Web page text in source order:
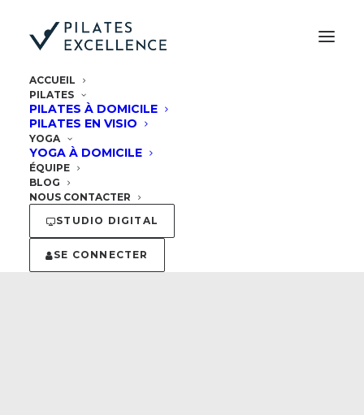
ACCUEIL
PILATES
PILATES À DOMICILE
PILATES EN VISIO
YOGA
YOGA À DOMICILE
ÉQUIPE
BLOG
NOUS CONTACTER
STUDIO DIGITAL
SE CONNECTERYoga